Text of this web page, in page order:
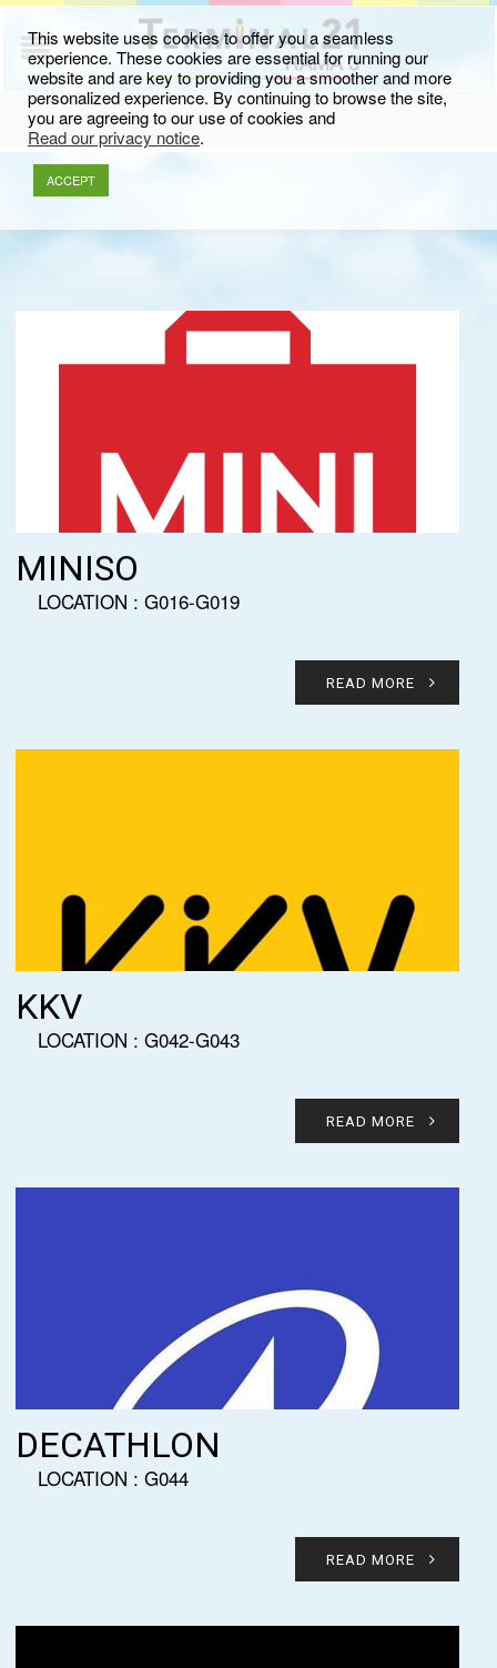
MINISO
LOCATION : G016-G019
READ MORE
KKV
LOCATION : G042-G043
READ MORE
DECATHLON
LOCATION : G044
READ MORE
This website uses cookies to offer you a seamless
experience. These cookies are essential for running our
website and are key to providing you a smoother and more
personalized experience. By continuing to browse the site,
you are agreeing to our use of cookies and
Read our privacy notice.
ACCEPT